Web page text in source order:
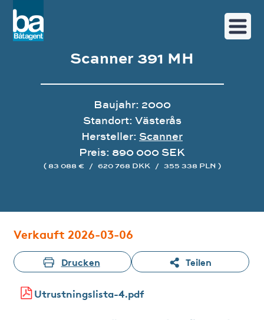
Scanner 391 MH
Baujahr: 2000
Standort: Västerås
Hersteller: Scanner
Preis: 890 000 SEK
( 83 088 € / 620 768 DKK / 355 338 PLN )
Verkauft 2026-03-06
Drucken Teilen
Utrustningslista-4.pdf